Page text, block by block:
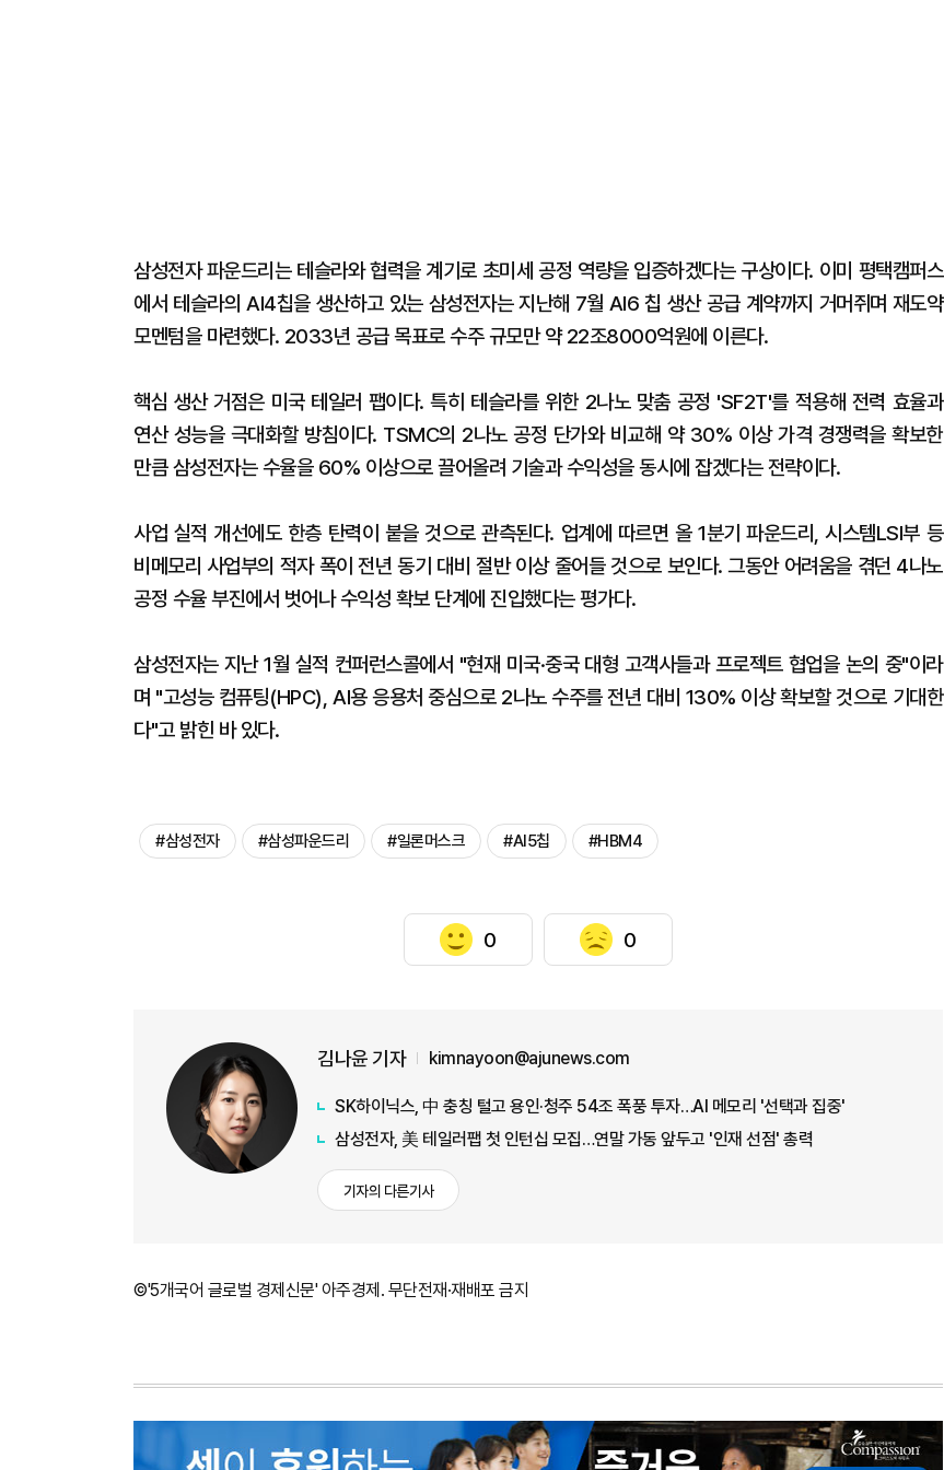
삼성전자 파운드리는 테슬라와 협력을 계기로 초미세 공정 역량을 입증하겠다는 구상이다. 이미 평택캠퍼스
에서 테슬라의 AI4칩을 생산하고 있는 삼성전자는 지난해 7월 AI6 칩 생산 공급 계약까지 거머쥐며 재도약
모멘텀을 마련했다. 2033년 공급 목표로 수주 규모만 약 22조8000억원에 이른다.
핵심 생산 거점은 미국 테일러 팹이다. 특히 테슬라를 위한 2나노 맞춤 공정 'SF2T'를 적용해 전력 효율과
연산 성능을 극대화할 방침이다. TSMC의 2나노 공정 단가와 비교해 약 30% 이상 가격 경쟁력을 확보한
만큼 삼성전자는 수율을 60% 이상으로 끌어올려 기술과 수익성을 동시에 잡겠다는 전략이다.
사업 실적 개선에도 한층 탄력이 붙을 것으로 관측된다. 업계에 따르면 올 1분기 파운드리, 시스템LSI부 등
비메모리 사업부의 적자 폭이 전년 동기 대비 절반 이상 줄어들 것으로 보인다. 그동안 어려움을 겪던 4나노
공정 수율 부진에서 벗어나 수익성 확보 단계에 진입했다는 평가다.
삼성전자는 지난 1월 실적 컨퍼런스콜에서 "현재 미국·중국 대형 고객사들과 프로젝트 협업을 논의 중"이라
며 "고성능 컴퓨팅(HPC), AI용 응용처 중심으로 2나노 수주를 전년 대비 130% 이상 확보할 것으로 기대한
다"고 밝힌 바 있다.
#삼성전자 #삼성파운드리 #일론머스크 #AI5칩 #HBM4
0 0
김나윤 기자 kimnayoon@ajunews.com
SK하이닉스, 中 충칭 털고 용인·청주 54조 폭풍 투자…AI 메모리 '선택과 집중'
삼성전자, 美 테일러팹 첫 인턴십 모집…연말 가동 앞두고 '인재 선점' 총력
기자의 다른기사
©'5개국어 글로벌 경제신문' 아주경제. 무단전재·재배포 금지